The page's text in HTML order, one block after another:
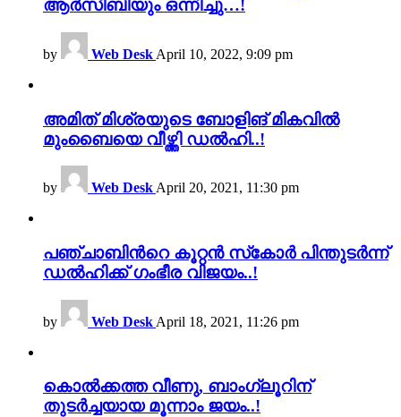
ആർസിബിയും ഒന്നിച്ചു…!
by Web Desk April 10, 2022, 9:09 pm
അമിത് മിശ്രയുടെ ബോളിങ് മികവിൽ
മുംബൈയെ വീഴ്ത്തി ഡൽഹി..!
by Web Desk April 20, 2021, 11:30 pm
പഞ്ചാബിന്‍റെ കൂറ്റൻ സ്‌കോർ പിന്തുടർന്ന്
ഡൽഹിക്ക് ഗംഭീര വിജയം..!
by Web Desk April 18, 2021, 11:26 pm
കൊൽക്കത്ത വീണു, ബാംഗ്ലൂറിന്
തുടർച്ചയായ മൂന്നാം ജയം..!